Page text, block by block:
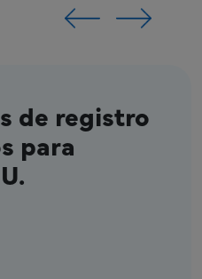
de registro
para
de registro de